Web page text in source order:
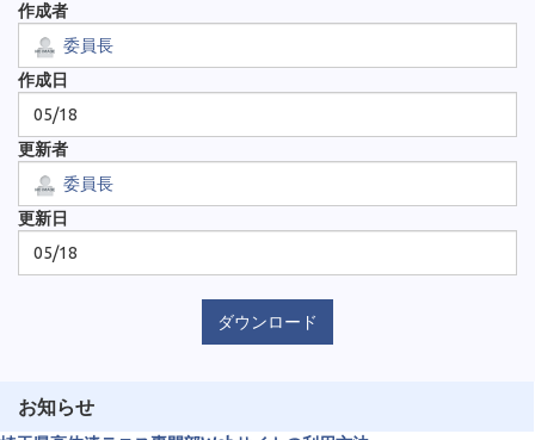
作成者
委員長
作成日
05/18
更新者
委員長
更新日
05/18
ダウンロード
お知らせ